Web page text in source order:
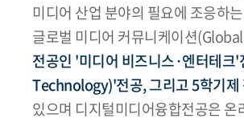
미디어 산업 분야의 필요에 조응하
글로벌 미디어 커뮤니케이션
전공인 '미디어 비즈니스·엔터테
Technology)'전공, 그리고 5학기
있으며 디지털미디어융합전공은